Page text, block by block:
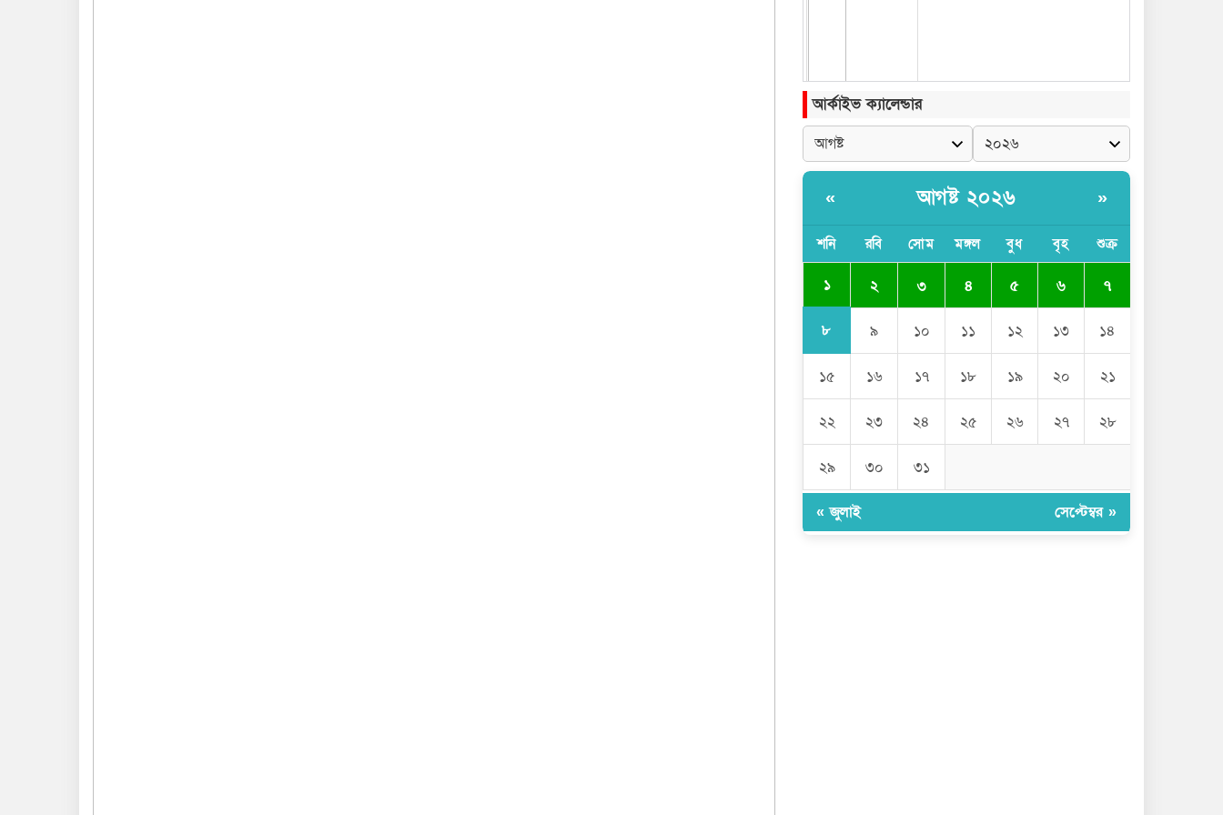
আর্কাইভ ক্যালেন্ডার
« আগষ্ট ২০২৬ »
শনি রবি সোম মঙ্গল বুধ বৃহ শুক্র
১ ২ ৩ ৪ ৫ ৬ ৭
৮ ৯ ১০ ১১ ১২ ১৩ ১৪
১৫ ১৬ ১৭ ১৮ ১৯ ২০ ২১
২২ ২৩ ২৪ ২৫ ২৬ ২৭ ২৮
২৯ ৩০ ৩১
« জুলাই সেপ্টেম্বর »